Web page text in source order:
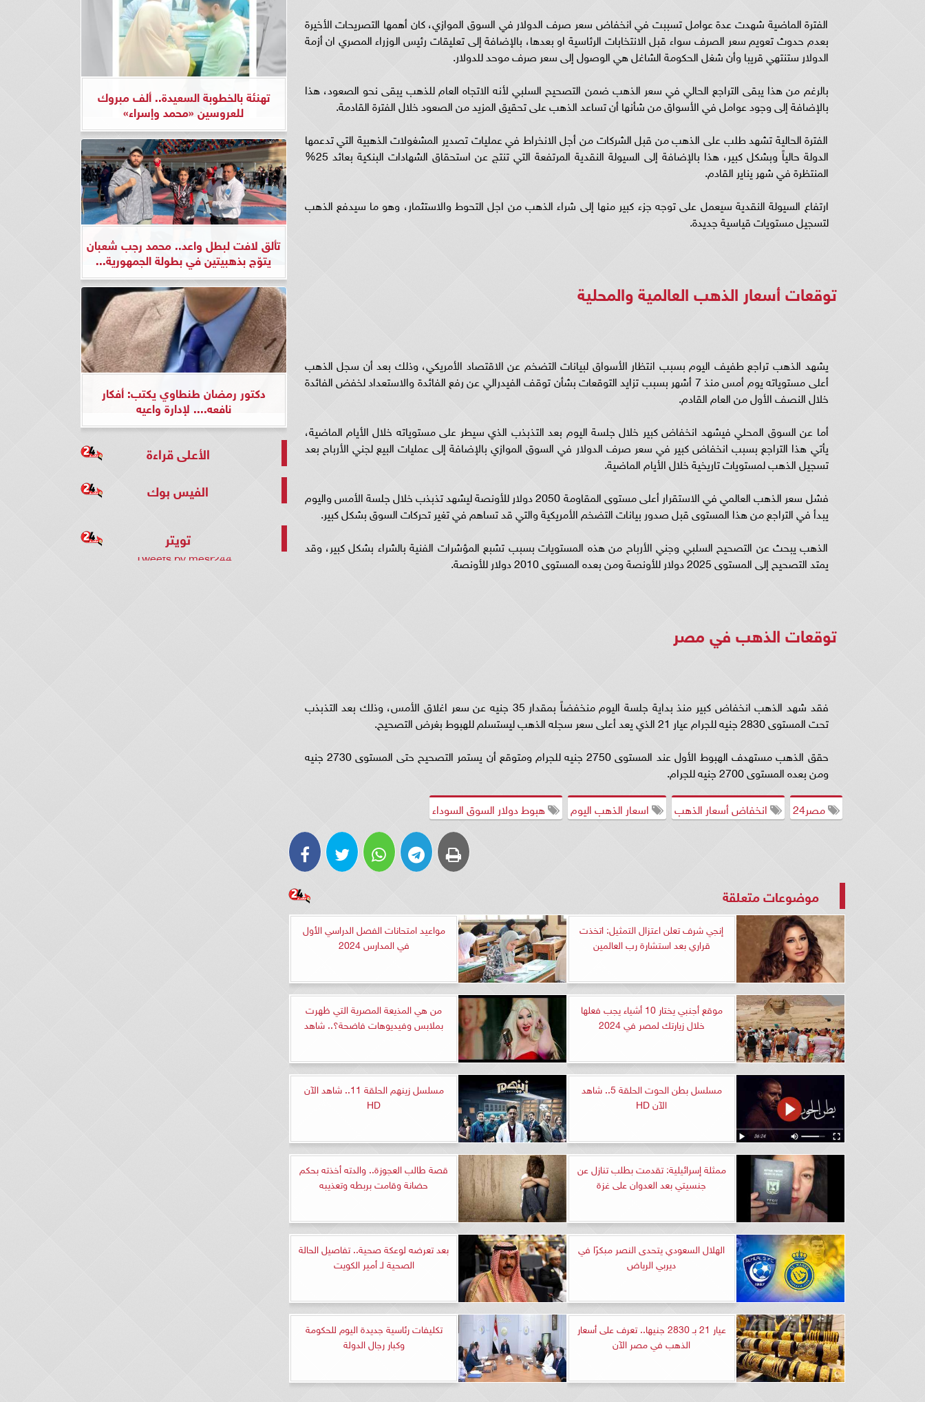
الفترة الماضية شهدت عدة عوامل تسببت في انخفاض سعر صرف الدولار في السوق الموازي، كان أهمها التصريحات الأخيرة
بعدم حدوث تعويم سعر الصرف سواء قبل الانتخابات الرئاسية او بعدها، بالإضافة إلى تعليقات رئيس الوزراء المصري ان أزمة
الدولار ستنتهي قريبا وأن شغل الحكومة الشاغل هي الوصول إلى سعر صرف موحد للدولار.
بالرغم من هذا يبقى التراجع الحالي في سعر الذهب ضمن التصحيح السلبي لأنه الاتجاه العام للذهب يبقى نحو الصعود، هذا
بالإضافة إلى وجود عوامل في الأسواق من شأنها أن تساعد الذهب على تحقيق المزيد من الصعود خلال الفترة القادمة.
الفترة الحالية تشهد طلب على الذهب من قبل الشركات من أجل الانخراط في عمليات تصدير المشغولات الذهبية التي تدعمها
الدولة حالياً وبشكل كبير، هذا بالإضافة إلى السيولة النقدية المرتفعة التي تنتج عن استحقاق الشهادات البنكية بعائد 25%
المنتظرة في شهر يناير القادم.
ارتفاع السيولة النقدية سيعمل على توجه جزء كبير منها إلى شراء الذهب من اجل التحوط والاستثمار، وهو ما سيدفع الذهب
لتسجيل مستويات قياسية جديدة.
توقعات أسعار الذهب العالمية والمحلية
يشهد الذهب تراجع طفيف اليوم بسبب انتظار الأسواق لبيانات التضخم عن الاقتصاد الأمريكي، وذلك بعد أن سجل الذهب
أعلى مستوياته يوم أمس منذ 7 أشهر بسبب تزايد التوقعات بشأن توقف الفيدرالي عن رفع الفائدة والاستعداد لخفض الفائدة
خلال النصف الأول من العام القادم.
أما عن السوق المحلي فيشهد انخفاض كبير خلال جلسة اليوم بعد التذبذب الذي سيطر على مستوياته خلال الأيام الماضية،
يأتي هذا التراجع بسبب انخفاض كبير في سعر صرف الدولار في السوق الموازي بالإضافة إلى عمليات البيع لجني الأرباح بعد
تسجيل الذهب لمستويات تاريخية خلال الأيام الماضية.
فشل سعر الذهب العالمي في الاستقرار أعلى مستوى المقاومة 2050 دولار للأونصة ليشهد تذبذب خلال جلسة الأمس واليوم
يبدأ في التراجع من هذا المستوى قبل صدور بيانات التضخم الأمريكية والتي قد تساهم في تغير تحركات السوق بشكل كبير.
الذهب يبحث عن التصحيح السلبي وجني الأرباح من هذه المستويات بسبب تشبع المؤشرات الفنية بالشراء بشكل كبير، وقد
يمتد التصحيح إلى المستوى 2025 دولار للأونصة ومن بعده المستوى 2010 دولار للأونصة.
توقعات الذهب في مصر
فقد شهد الذهب انخفاض كبير منذ بداية جلسة اليوم منخفضاً بمقدار 35 جنيه عن سعر اغلاق الأمس، وذلك بعد التذبذب
تحت المستوى 2830 جنيه للجرام عيار 21 الذي يعد أعلى سعر سجله الذهب ليستسلم للهبوط بغرض التصحيح.
حقق الذهب مستهدف الهبوط الأول عند المستوى 2750 جنيه للجرام ومتوقع أن يستمر التصحيح حتى المستوى 2730 جنيه
ومن بعده المستوى 2700 جنيه للجرام.
مصر24
انخفاض أسعار الذهب اسعار الذهب اليوم هبوط دولار السوق السوداء
موضوعات متعلقة
إنجي شرف تعلن اعتزال التمثيل: اتخذت
قراري بعد استشارة رب العالمين
مواعيد امتحانات الفصل الدراسي الأول
في المدارس 2024
موقع أجنبي يختار 10 أشياء يجب فعلها
خلال زيارتك لمصر في 2024
من هي المذيعة المصرية التي ظهرت
بملابس وفيديوهات فاضحة؟.. شاهد
مسلسل بطن الحوت الحلقة 5.. شاهد
الآن HD
مسلسل زينهم الحلقة 11.. شاهد الآن
HD
ممثلة إسرائيلية: تقدمت بطلب تنازل عن
جنسيتي بعد العدوان على غزة
قصة طالب العجوزة.. والدته أخذته بحكم
حضانة وقامت بربطه وتعذيبه
الهلال السعودي يتحدى النصر مبكرًا في
ديربي الرياض
بعد تعرضه لوعكة صحية.. تفاصيل الحالة
الصحية لـ أمير الكويت
عيار 21 بـ 2830 جنيها.. تعرف على أسعار
الذهب في مصر الآن
تكليفات رئاسية جديدة اليوم للحكومة
وكبار رجال الدولة
تهنئة بالخطوبة السعيدة.. ألف مبروك
للعروسين «محمد وإسراء»
تألق لافت لبطل واعد.. محمد رجب شعبان
يتوّج بذهبيتين في بطولة الجمهورية...
دكتور رمضان طنطاوي يكتب: أفكار
نافعه.... لإدارة واعيه
الأعلى قراءة
الفيس بوك
تويتر
Tweets by mesr244